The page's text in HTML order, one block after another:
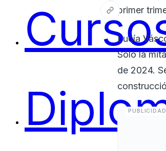
primer
Lucía
Solo la
de 2024.